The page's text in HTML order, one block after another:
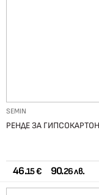
SEMIN
РЕНДЕ ЗА ГИПСОКАРТОН
46.15 € 90.26 лв.